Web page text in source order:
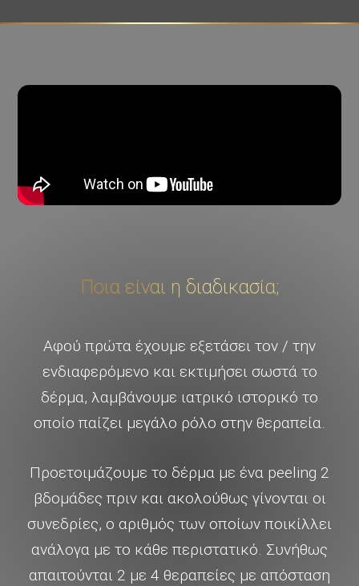
Ποια είναι η διαδικασία;
Αφού πρώτα έχουμε εξετάσει τον / την
ενδιαφερόμενο και εκτιμήσει σωστά το
δέρμα, λαμβάνουμε ιατρικό ιστορικό το
οποίο παίζει μεγάλο ρόλο στην θεραπεία.
Προετοιμάζουμε το δέρμα με ένα peeling 2
βδομάδες πριν και ακολούθως γίνονται οι
συνεδρίες, ο αριθμός των οποίων ποικίλλει
ανάλογα με το κάθε περιστατικό. Συνήθως
απαιτούνται 2 με 4 θεραπείες με απόσταση